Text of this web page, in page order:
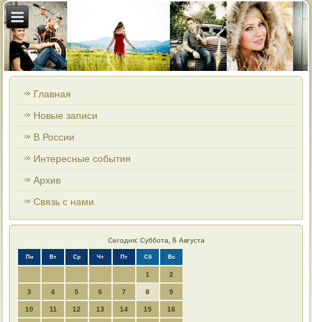
Главная
Новые записи
В России
Интересные события
Архив
Связь с нами
Сегодня: Суббота, 8 Августа
Пн Вт Ср Чт Пт Сб Вс
1 2
3 4 5 6 7 8 9
10 11 12 13 14 15 16